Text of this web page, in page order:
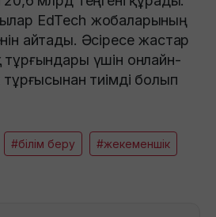
EdTech жобаларының
айтады. Әсіресе жастар
үшін онлайн-
тұрғысынан тиімді болып
#білім беру #жекеменшік